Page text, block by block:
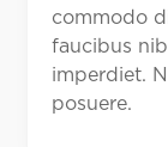
commodo
faucibus
imperdiet.
posuere.